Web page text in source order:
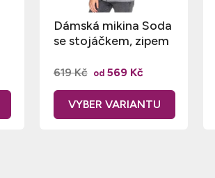
Dámská mikina Soda
se stojáčkem, zipem
od569 Kč
619 Kč